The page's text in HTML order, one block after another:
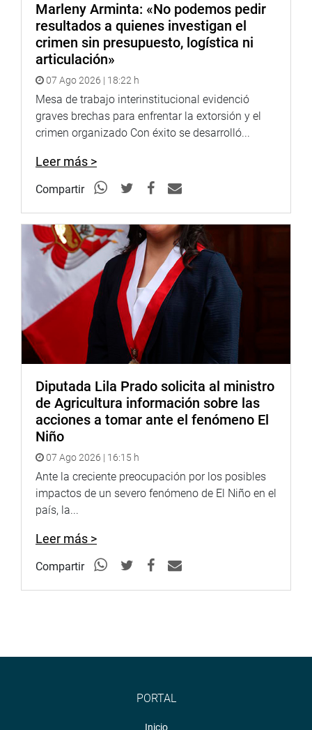
Marleny Arminta: «No podemos pedir
resultados a quienes investigan el
crimen sin presupuesto, logística ni
articulación»
07 Ago 2026 | 18:22 h
Mesa de trabajo interinstitucional evidenció
graves brechas para enfrentar la extorsión y el
crimen organizado Con éxito se desarrolló...
Leer más >
Compartir
Diputada Lila Prado solicita al ministro
de Agricultura información sobre las
acciones a tomar ante el fenómeno El
Niño
07 Ago 2026 | 16:15 h
Ante la creciente preocupación por los posibles
impactos de un severo fenómeno de El Niño en el
país, la...
Leer más >
Compartir
PORTAL
Inicio